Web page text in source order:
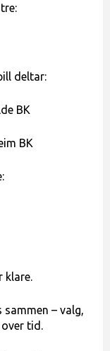
deltar:
BK
BK
klare.
– valg,
tid.